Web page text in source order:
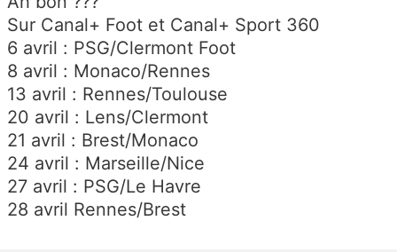
Sur Canal+ Foot et Canal+ Sport 360
6 avril : PSG/Clermont Foot
8 avril : Monaco/Rennes
13 avril : Rennes/Toulouse
20 avril : Lens/Clermont
21 avril : Brest/Monaco
24 avril : Marseille/Nice
27 avril : PSG/Le Havre
28 avril Rennes/Brest